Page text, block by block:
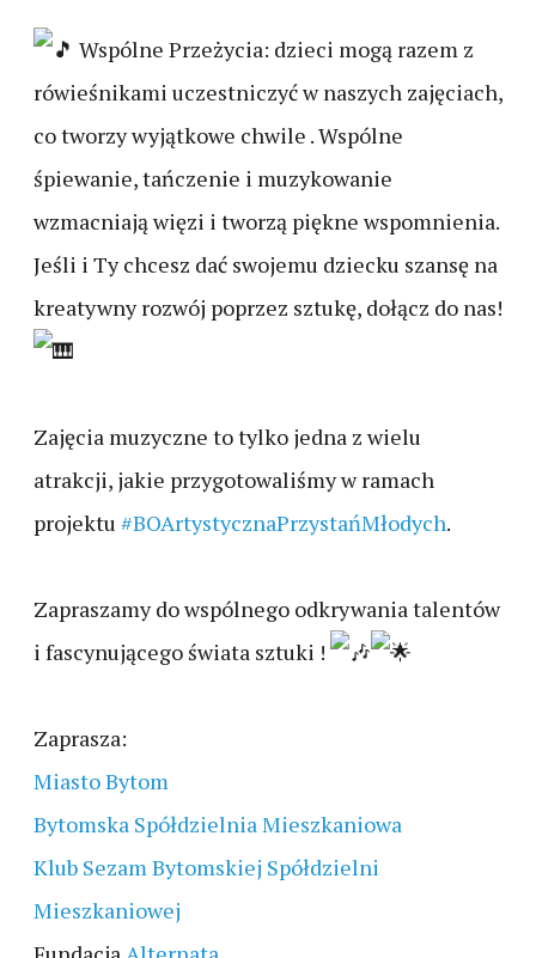
Wspólne Przeżycia: dzieci mogą razem z
rówieśnikami uczestniczyć w naszych zajęciach,
co tworzy wyjątkowe chwile . Wspólne
śpiewanie, tańczenie i muzykowanie
wzmacniają więzi i tworzą piękne wspomnienia.
Jeśli i Ty chcesz dać swojemu dziecku szansę na
kreatywny rozwój poprzez sztukę, dołącz do nas!
Zajęcia muzyczne to tylko jedna z wielu
atrakcji, jakie przygotowaliśmy w ramach
projektu #BOArtystycznaPrzystańMłodych.
Zapraszamy do wspólnego odkrywania talentów
i fascynującego świata sztuki !
Zaprasza:
Miasto Bytom
Bytomska Spółdzielnia Mieszkaniowa
Klub Sezam Bytomskiej Spółdzielni
Mieszkaniowej